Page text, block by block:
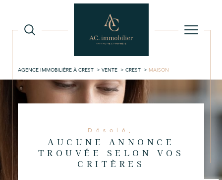
AGENCE IMMOBILIÈRE À CREST VENTE CREST MAISON
Désolé,
AUCUNE ANNONCE
TROUVÉE SELON VOS
CRITÈRES